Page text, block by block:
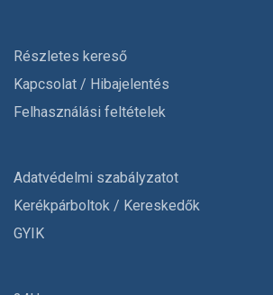
Részletes kereső
Kapcsolat / Hibajelentés
Felhasználási feltételek
Adatvédelmi szabályzatot
Kerékpárboltok / Kereskedők
GYIK